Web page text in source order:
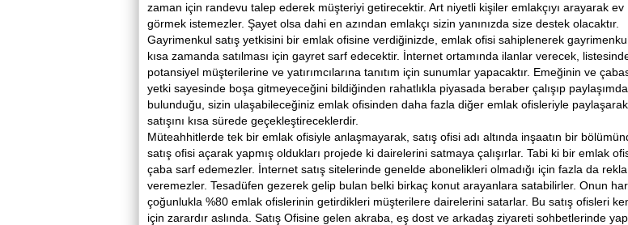
zaman için randevu talep ederek müşteriyi getirecektir. Art niyetli kişiler emlakçıyı arayarak ev
görmek istemezler. Şayet olsa dahi en azından emlakçı sizin yanınızda size destek olacaktır.
Gayrimenkul satış yetkisini bir emlak ofisine verdiğinizde, emlak ofisi sahiplenerek
kısa zamanda satılması için gayret sarf edecektir. İnternet ortamında ilanlar verecek,
potansiyel müşterilerine ve yatırımcılarına tanıtım için sunumlar yapacaktır. Emeğinin ve
yetki sayesinde boşa gitmeyeceğini bildiğinden rahatlıkla piyasada beraber çalışıp paylaşımda
bulunduğu, sizin ulaşabileceğiniz emlak ofisinden daha fazla diğer emlak ofisleriyle paylaşarak
satışını kısa sürede geçekleştireceklerdir.
Müteahhitlerde tek bir emlak ofisiyle anlaşmayarak, satış ofisi adı altında inşaatın bir
satış ofisi açarak yapmış oldukları projede ki dairelerini satmaya çalışırlar. Tabi ki bir emlak
çaba sarf edemezler. İnternet satış sitelerinde genelde abonelikleri olmadığı için fazla da
veremezler. Tesadüfen gezerek gelip bulan belki birkaç konut arayanlara satabilirler. Onun
çoğunlukla %80 emlak ofislerinin getirdikleri müşterilere dairelerini satarlar. Bu satış ofisleri
için zarardır aslında. Satış Ofisine gelen akraba, eş dost ve arkadaş ziyareti sohbetlerinde